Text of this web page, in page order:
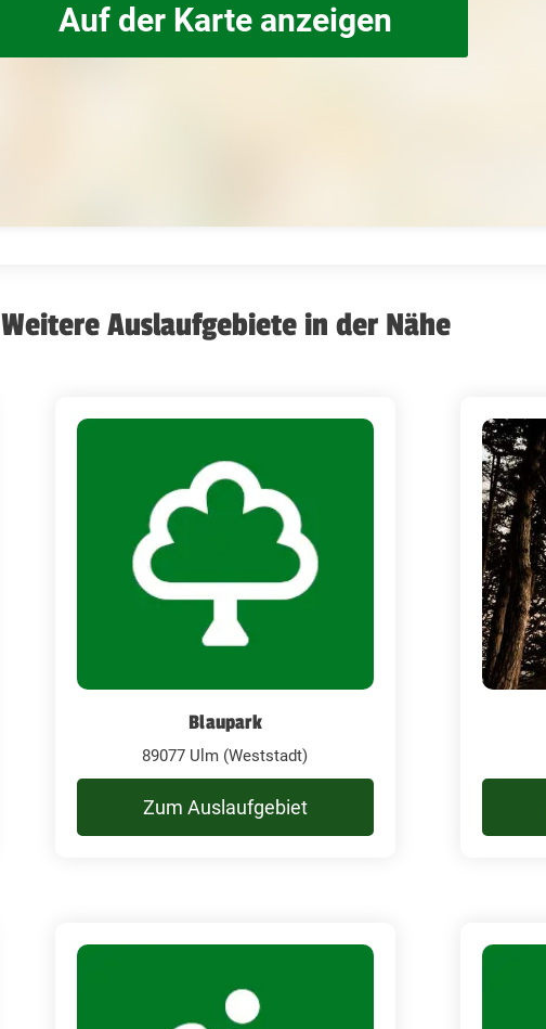
Auf der Karte anzeigen
Weitere Auslaufgebiete in der Nähe
Blaupark
89077 Ulm (Weststadt)
Zum Auslaufgebiet